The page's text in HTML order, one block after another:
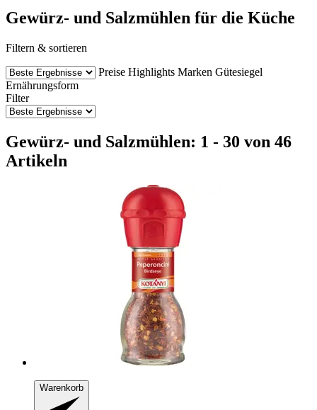
Gewürz- und Salzmühlen für die Küche
Filtern & sortieren
Preise Highlights Marken Gütesiegel
Ernährungsform
Filter
Gewürz- und Salzmühlen: 1 - 30 von 46
Artikeln
Warenkorb